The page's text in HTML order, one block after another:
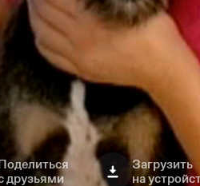
друзьями
Загрузить
на